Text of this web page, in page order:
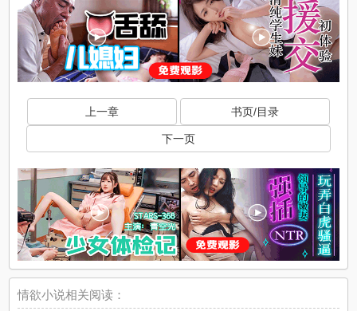
上一章 书页/目录
下一页
情欲小说相关阅读：